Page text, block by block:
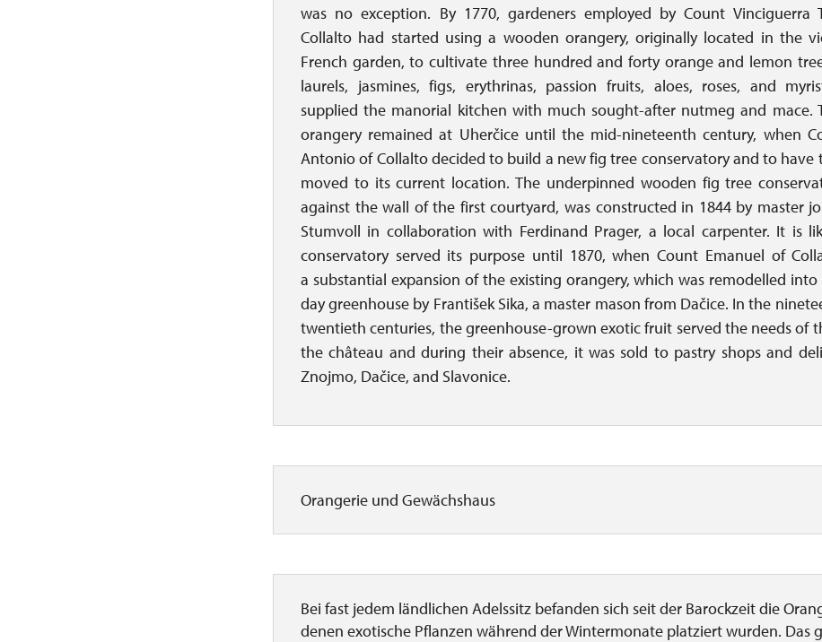
was no exception. By 1770, gardeners employed by Count Vinciguerra
Collalto had started using a wooden orangery, originally located in the
French garden, to cultivate three hundred and forty orange and lemon
laurels, jasmines, figs, erythrinas, passion fruits, aloes, roses, and
supplied the manorial kitchen with much sought-after nutmeg and mace.
orangery remained at Uherčice until the mid-nineteenth century, when
Antonio of Collalto decided to build a new fig tree conservatory and to have
moved to its current location. The underpinned wooden fig tree
against the wall of the first courtyard, was constructed in 1844 by master
Stumvoll in collaboration with Ferdinand Prager, a local carpenter. It is
conservatory served its purpose until 1870, when Count Emanuel of
a substantial expansion of the existing orangery, which was remodelled
day greenhouse by František Sika, a master mason from Dačice. In the
twentieth centuries, the greenhouse-grown exotic fruit served the needs of
the château and during their absence, it was sold to pastry shops and
Znojmo, Dačice, and Slavonice.
Orangerie und Gewächshaus
Bei fast jedem ländlichen Adelssitz befanden sich seit der Barockzeit die
denen exotische Pflanzen während der Wintermonate platziert wurden. Das